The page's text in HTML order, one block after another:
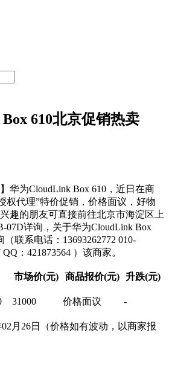
610北京促销热卖
华为CloudLink Box 610，近日在商
权代理”特价促销，价格面议，好物
趣的朋友可直接前往北京市海淀区上
07D详询，关于华为CloudLink Box
联系电话：13693262772 010-
QQ：421873564 ）该商家。
市场价(元) 商品报价(元) 升跌(元)
31000 价格面议 -
月26日（价格如有波动，以商家报